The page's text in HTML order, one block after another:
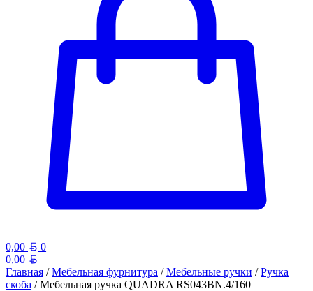
0,00 Белорусский рубль
0
0,00
Главная /Мебельная фурнитура /Мебельные ручки /Ручка
скоба / Мебельная ручка QUADRA RS043BN.4/160